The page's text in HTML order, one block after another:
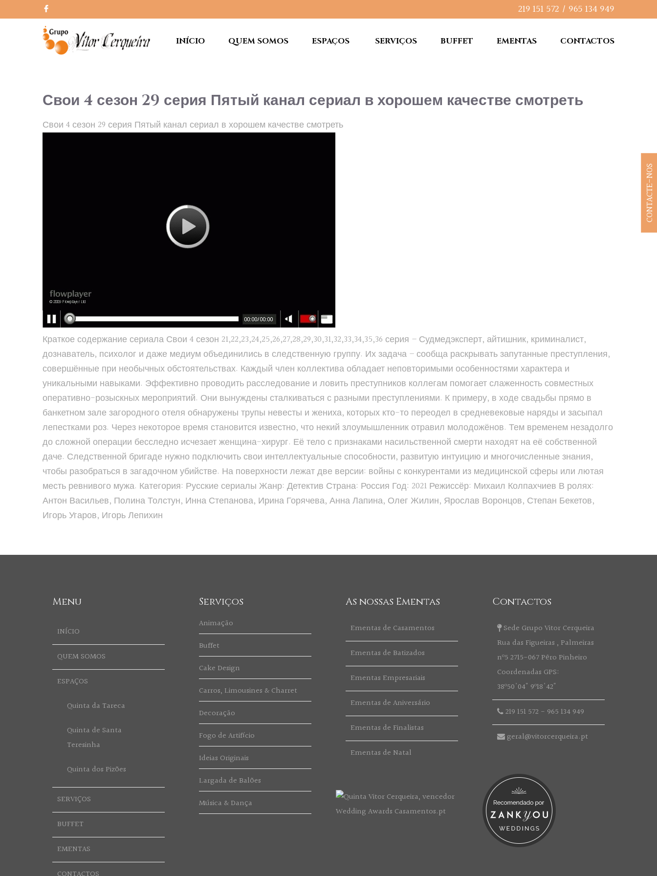
219 151 572 / 965 134 949
INÍCIO QUEM SOMOS ESPAÇOS SERVIÇOS BUFFET EMENTAS CONTACTOS
Свои 4 сезон 29 серия Пятый канал сериал в хорошем качестве смотреть
Свои 4 сезон 29 серия Пятый канал сериал в хорошем качестве смотреть
Краткое содержание сериала Свои 4 сезон 21,22,23,24,25,26,27,28,29,30,31,32,33,34,35,36 серия – Судмедэксперт, айтишник, криминалист,
дознаватель, психолог и даже медиум объединились в следственную группу. Их задача – сообща раскрывать запутанные преступления,
совершённые при необычных обстоятельствах. Каждый член коллектива обладает неповторимыми особенностями характера и
уникальными навыками. Эффективно проводить расследование и ловить преступников коллегам помогает слаженность совместных
оперативно-розыскных мероприятий. Они вынуждены сталкиваться с разными преступлениями. К примеру, в ходе свадьбы прямо в
банкетном зале загородного отеля обнаружены трупы невесты и жениха, которых кто-то переодел в средневековые наряды и засыпал
лепестками роз. Через некоторое время становится известно, что некий злоумышленник отравил молодожёнов. Тем временем незадолго
до сложной операции бесследно исчезает женщина-хирург. Её тело с признаками насильственной смерти находят на её собственной
даче. Следственной бригаде нужно подключить свои интеллектуальные способности, развитую интуицию и многочисленные знания,
чтобы разобраться в загадочном убийстве. На поверхности лежат две версии: войны с конкурентами из медицинской сферы или лютая
месть ревнивого мужа. Категория: Русские сериалы Жанр: Детектив Страна: Россия Год: 2021 Режиссёр: Михаил Колпахчиев В ролях:
Антон Васильев, Полина Толстун, Инна Степанова, Ирина Горячева, Анна Лапина, Олег Жилин, Ярослав Воронцов, Степан Бекетов,
Игорь Угаров, Игорь Лепихин
Menu
INÍCIO
QUEM SOMOS
ESPAÇOS
Quinta da Tareca
Quinta de Santa
Teresinha
Quinta dos Pizões
SERVIÇOS
BUFFET
EMENTAS
Serviços
Animação
Buffet
Cake Design
Carros, Limousines & Charret
Decoração
Fogo de Artifício
Ideias Originais
Largada de Balões
Música & Dança
As nossas Ementas
Ementas de Casamentos
Ementas de Batizados
Ementas Empresariais
Ementas de Aniversário
Ementas de Finalistas
Ementas de Natal
Contactos
Sede Grupo Vitor Cerqueira
Rua das Figueiras , Palmeiras
nº5 2715-067 Pêro Pinheiro
Coordenadas GPS:
38º50'04" 9º18'42"
219 151 572 - 965 134 949
geral@vitorcerqueira.pt
CONTACTE-NOS